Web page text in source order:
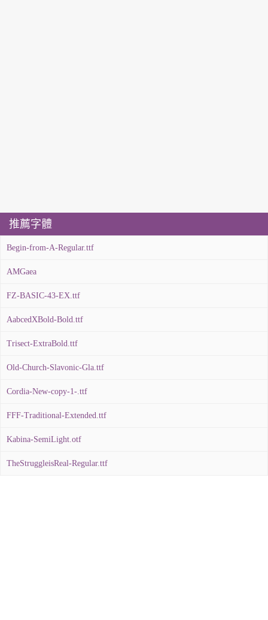
推薦字體
Begin-from-A-Regular.ttf
AMGaea
FZ-BASIC-43-EX.ttf
AabcedXBold-Bold.ttf
Trisect-ExtraBold.ttf
Old-Church-Slavonic-Gla.ttf
Cordia-New-copy-1-.ttf
FFF-Traditional-Extended.ttf
Kabina-SemiLight.otf
TheStruggleisReal-Regular.ttf